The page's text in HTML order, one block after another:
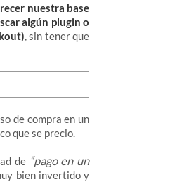
nuestra base
algún plugin o
, sin tener que
de compra en un
que se precio.
de“pago en un
bien invertido y